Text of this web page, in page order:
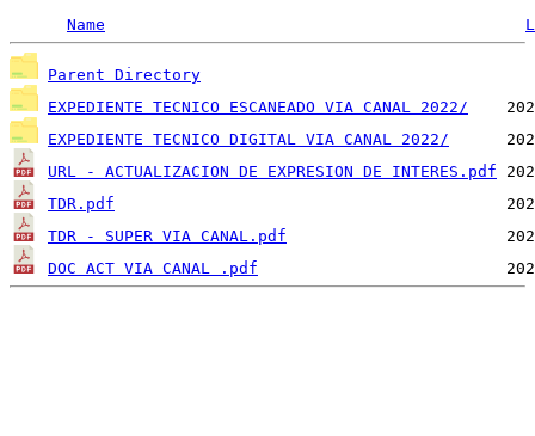
Name
Parent Directory
EXPEDIENTE TECNICO ESCANEADO VIA CANAL 2022/
EXPEDIENTE TECNICO DIGITAL VIA CANAL 2022/
URL - ACTUALIZACION DE EXPRESION DE INTERES.pdf
TDR.pdf
TDR - SUPER VIA CANAL.pdf
DOC ACT VIA CANAL .pdf